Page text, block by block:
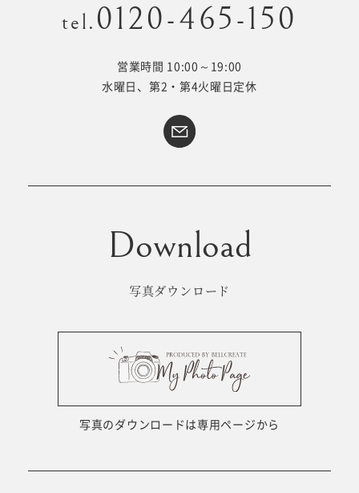
tel. 0120-465-150
営業時間 10:00～19:00
水曜日、第2・第4火曜日定休
写真ダウンロード
写真のダウンロードは専用ページから